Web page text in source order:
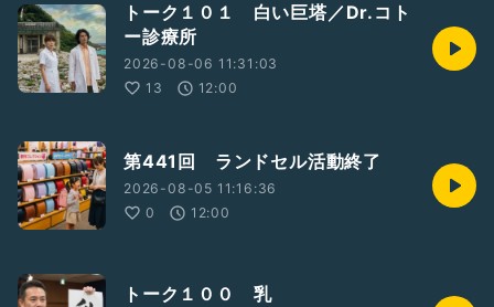
トーク１０１ 白い巨塔／Dr.コト
ー診療所
2026-08-06 11:31:03
13
12:00
第441回 ランドセル活動終了
2026-08-05 11:16:36
0
12:00
トーク１００ 乳